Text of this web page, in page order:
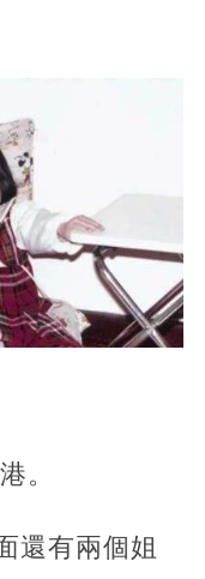
。
還有兩個姐